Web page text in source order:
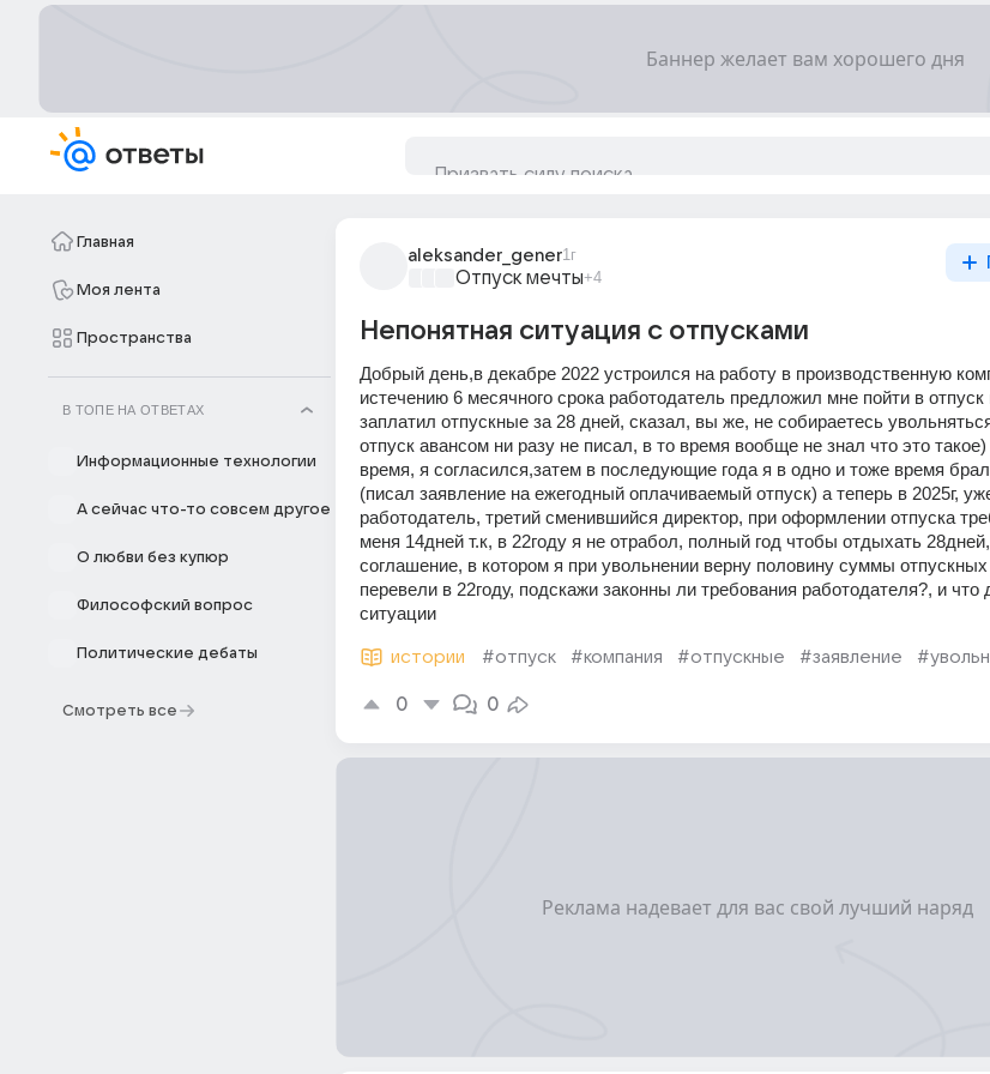
Главная
Моя лента
Пространства
В ТОПЕ НА ОТВЕТАХ
Информационные технологии
А сейчас что-то совсем другое
О любви без купюр
Философский вопрос
Политические дебаты
Смотреть все
aleksander_gener1г
Отпуск мечты+4
Непонятная ситуация с отпусками
Добрый день,в декабре 2022 устроился на работу в производственную
истечению 6 месячного срока работодатель предложил мне пойти в отпуск
заплатил отпускные за 28 дней, сказал, вы же, не собираетесь
отпуск авансом ни разу не писал, в то время вообще не знал что это
время, я согласился,затем в последующие года я в одно и тоже время
(писал заявление на ежегодный оплачиваемый отпуск) а теперь в 2025г,
работодатель, третий сменившийся директор, при оформлении отпуска
меня 14дней т.к, в 22году я не отрабол, полный год чтобы отдыхать
соглашение, в котором я при увольнении верну половину суммы
перевели в 22году, подскажи законны ли требования работодателя?, и что
ситуации
истории #отпуск #компания #отпускные #заявление
0 0